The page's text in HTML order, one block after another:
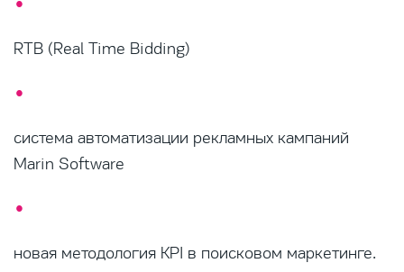
RTB (Real Time Bidding)
система автоматизации рекламных кампаний
Marin Software
новая методология KPI в поисковом маркетинге.